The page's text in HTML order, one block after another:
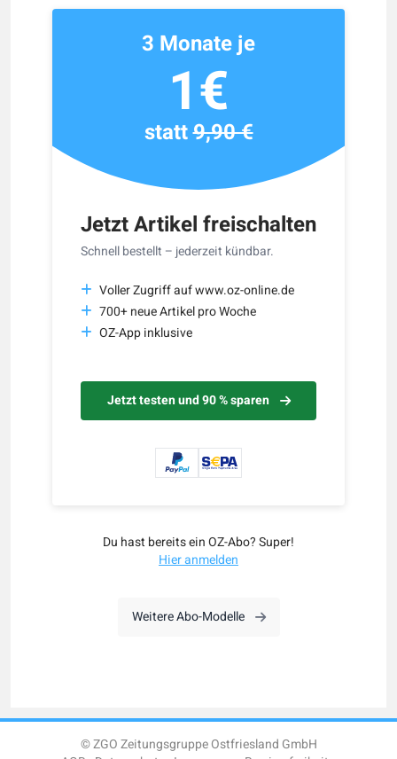
Jetzt Artikel freischalten
Schnell bestellt – jederzeit kündbar.
Voller Zugriff auf www.oz-online.de
700+ neue Artikel pro Woche
OZ-App inklusive
Jetzt testen und 90 % sparen
3 Monate je
1€
statt9,90 €
Du hast bereits ein OZ-Abo? Super!
Hier anmelden
Weitere Abo-Modelle
© ZGO Zeitungsgruppe Ostfriesland GmbH